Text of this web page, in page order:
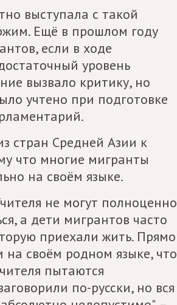
выступала с такой
Ещё в прошлом году
если в ходе
уровень
вызвало критику, но
учтено при подготовке
стран Средней Азии к
что многие мигранты
на своём языке.
не могут полноценно
а дети мигрантов часто
приехали жить. Прямо
на своём родном языке, что
пытаются
по-русски, но вся